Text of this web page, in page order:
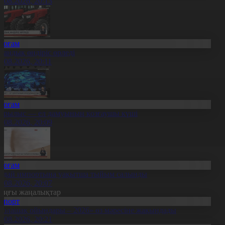
өндіріс өрледі
20:11
— ел дамуының қозғаушы күші
20:09
импортына уақытша тыйым салынды
20:07
жаңалықтар
ойындары – 2026» өз мәресіне жақындады
20:21